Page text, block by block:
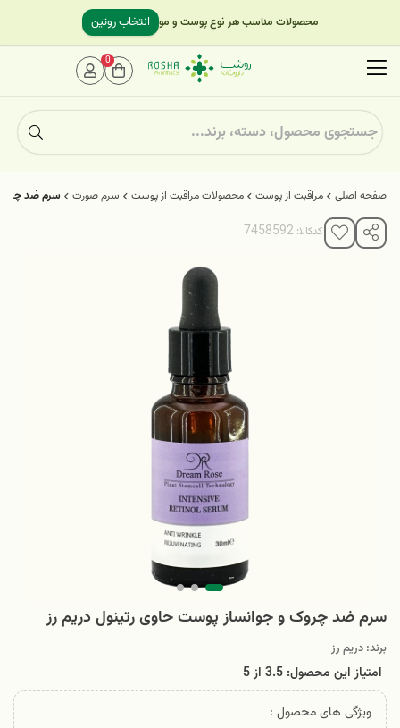
صفحه اصلی مراقبت از پوست محصولات مراقبت از پوست سرم صورت سرم ضد چروک
کدکالا:
سرم ضد چروک و جوانساز پوست حاوی رتینول دریم رز
برند: دریم رز
امتیاز این محصول: 3.5 از5
ویژگی های محصول :
محصولات مناسب هر نوع پوست و مو انتخاب روتین
0